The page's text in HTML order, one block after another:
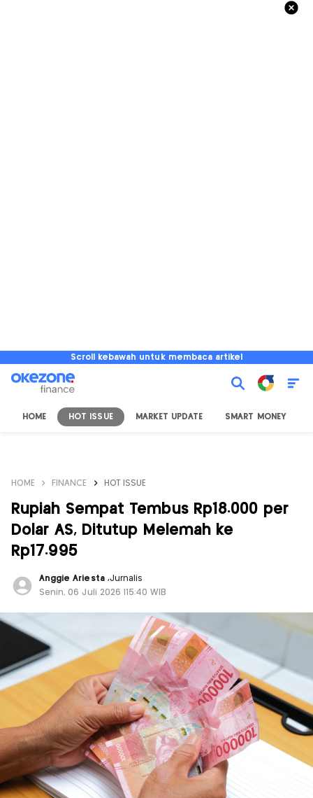
Scroll kebawah untuk membaca artikel
HOME HOT ISSUE MARKET UPDATE SMART MONEY
HOME FINANCE HOT ISSUE
Rupiah Sempat Tembus Rp18.000 per
Dolar AS, Ditutup Melemah ke
Rp17.995
Anggie Ariesta ,Jurnalis
Senin, 06 Juli 2026 |15:40 WIB